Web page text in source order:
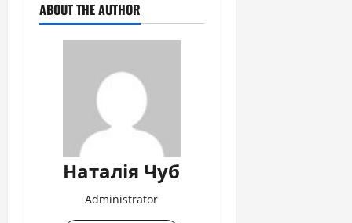
ABOUT THE AUTHOR
Наталія Чуб
Administrator